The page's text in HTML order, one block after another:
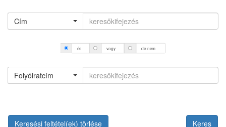
Cím
és vagy de nem
Folyóiratcím
Keresési feltétel(ek) törlése